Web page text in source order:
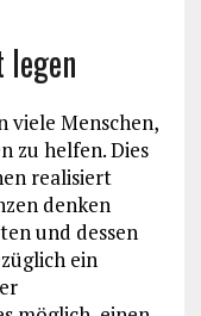
viele Menschen,
zu helfen. Dies
realisiert
denken
und dessen
ein